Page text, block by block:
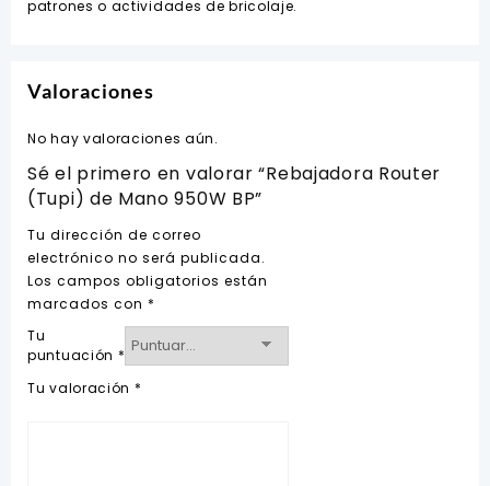
patrones o actividades de bricolaje.
Valoraciones
No hay valoraciones aún.
Sé el primero en valorar “Rebajadora Router
(Tupi) de Mano 950W BP”
Tu dirección de correo
electrónico no será publicada.
Los campos obligatorios están
marcados con *
Tu
puntuación *
Tu valoración *